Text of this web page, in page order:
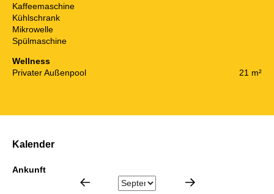
Kaffeemaschine
Kühlschrank
Mikrowelle
Spülmaschine
Wellness
Privater Außenpool
21 m²
Kalender
Ankunft